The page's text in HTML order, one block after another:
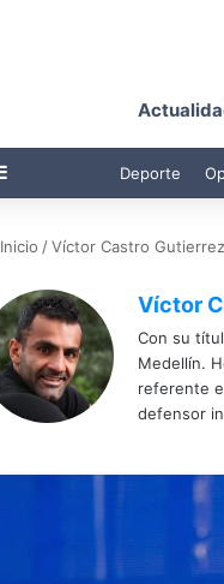
Barra lateral Deporte
Inicio /Víctor Castro Gutierrez
Víctor
Con su
Medellín.
referente
defensor